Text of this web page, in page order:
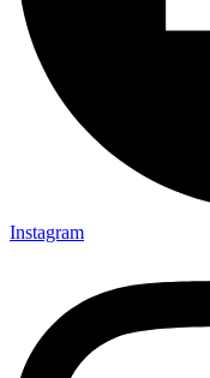
Instagram